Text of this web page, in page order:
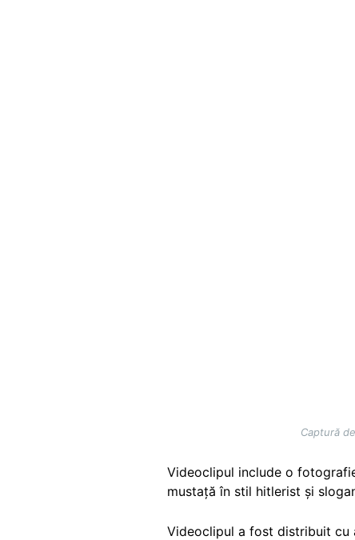
Captură
Videoclipul include o
mustață în stil hitlerist și
Videoclipul a fost distribuit cu